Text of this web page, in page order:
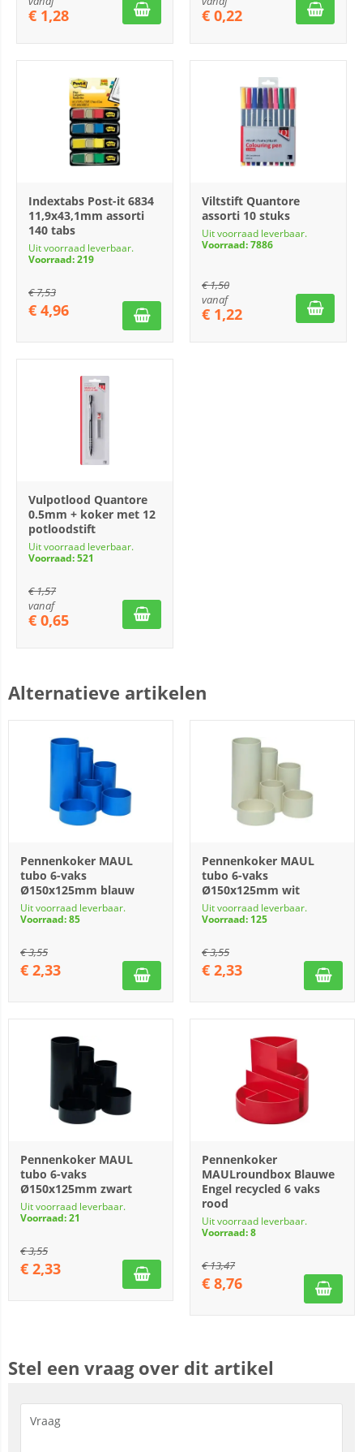
€ 1,28 € 0,22
Indextabs Post-it 6834
11,9x43,1mm assorti
140 tabs
Uit voorraad leverbaar.
Voorraad: 219
€7,53
€ 4,96
Viltstift Quantore
assorti 10 stuks
Uit voorraad leverbaar.
Voorraad: 7886
€1,50
vanaf
€ 1,22
Vulpotlood Quantore
0.5mm + koker met 12
potloodstift
Uit voorraad leverbaar.
Voorraad: 521
€1,57
vanaf
€ 0,65
Alternatieve artikelen
Pennenkoker MAUL
tubo 6-vaks
Ø150x125mm blauw
Uit voorraad leverbaar.
Voorraad: 85
€3,55
€ 2,33
Pennenkoker MAUL
tubo 6-vaks
Ø150x125mm wit
Uit voorraad leverbaar.
Voorraad: 125
€3,55
€ 2,33
Pennenkoker MAUL
tubo 6-vaks
Ø150x125mm zwart
Uit voorraad leverbaar.
Voorraad: 21
€3,55
€ 2,33
Pennenkoker
MAULroundbox Blauwe
Engel recycled 6 vaks
rood
Uit voorraad leverbaar.
Voorraad: 8
€13,47
€ 8,76
Stel een vraag over dit artikel